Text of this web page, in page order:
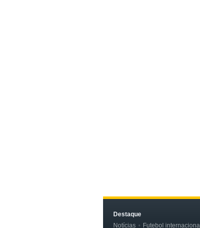
Destaque
Notícias
Futebol internacional